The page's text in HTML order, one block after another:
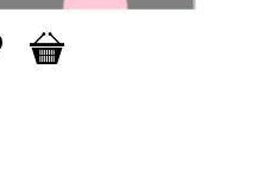
Favorites
Basket